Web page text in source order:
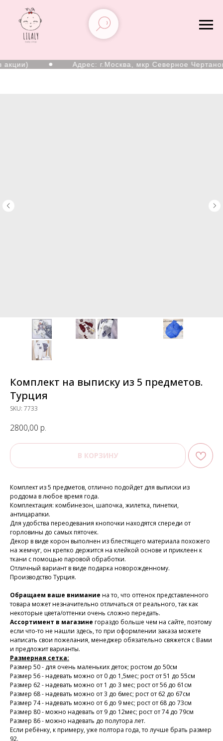
Адрес: г.Москва, мкр Северное
Комплект на выписку из 5 предметов.
Турция
SKU: 7733
2800,00 р.
В КОРЗИНУ
Комплект из 5 предметов, отлично подойдет для выписки из
роддома в любое время года.
Комплектация: комбинезон, шапочка, жилетка, пинетки,
антицарапки.
Для удобства переодевания кнопочки находятся спереди от
горловины до самых пяточек.
Декор в виде корон выполнен из блестящего материала похожего
на жемчуг, он крепко держится на клейкой основе и приклеен к
ткани с помощью паровой обработки.
Отличный вариант в виде подарка новорожденному.
Производство Турция.
Обращаем ваше внимание на то, что оттенок представленного
товара может незначительно отличаться от реального, так как
некоторые цвета/оттенки очень сложно передать.
Ассортимент в магазине гораздо больше чем на сайте, поэтому
если что-то не нашли здесь, то при оформлении заказа можете
написать свои пожелания, менеджер обязательно свяжется с Вами
и предложит варианты.
Размерная сетка:
Размер 50 - для очень маленьких деток; ростом до 50см
Размер 56 - надевать можно от 0 до 1,5мес; рост от 51 до 55см
Размер 62 - надевать можно от 1 до 3 мес; рост от 56 до 61см
Размер 68 - надевать можно от 3 до 6мес; рост от 62 до 67см
Размер 74 - надевать можно от 6 до 9 мес; рост от 68 до 73см
Размер 80 - можно надевать от 9 до 12мес; рост от 74 до 79см
Размер 86 - можно надевать до полутора лет.
Если ребёнку, к примеру, уже полтора года, то лучше брать размер
92.